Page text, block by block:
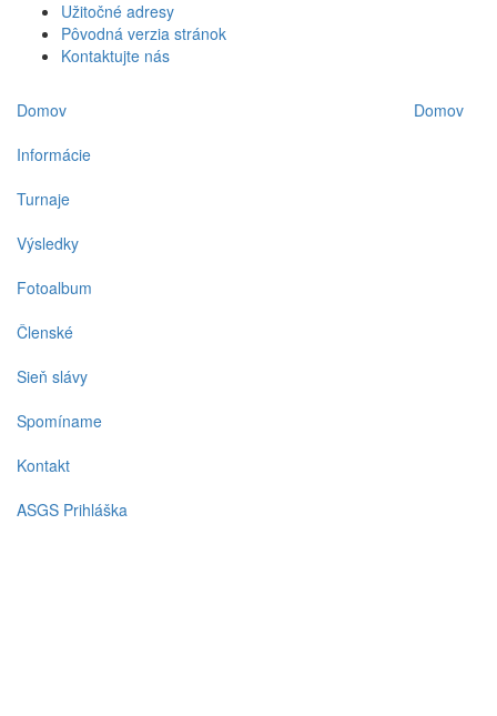
Užitočné adresy
Pôvodná verzia stránok
Kontaktujte nás
Domov
Informácie
Turnaje
Výsledky
Fotoalbum
Členské
Sieň slávy
Spomíname
Kontakt
ASGS Prihláška
Domov